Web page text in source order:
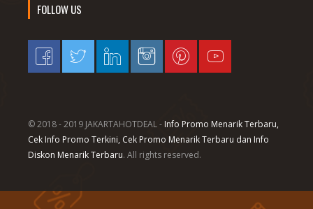
FOLLOW US
© 2018 - 2019 JAKARTAHOTDEAL - Info Promo Menarik Terbaru,
Cek Info Promo Terkini, Cek Promo Menarik Terbaru dan Info
Diskon Menarik Terbaru. All rights reserved.